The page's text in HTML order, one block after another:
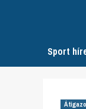
Sport